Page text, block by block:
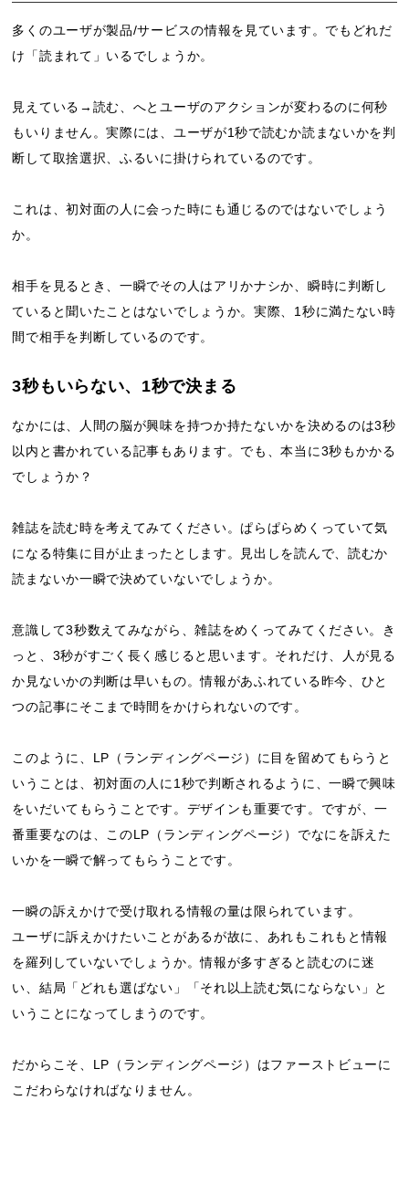
多くのユーザが製品/サービスの情報を見ています。でもどれだ
け「読まれて」いるでしょうか。
見えている→読む、へとユーザのアクションが変わるのに何秒
もいりません。実際には、ユーザが1秒で読むか読まないかを判
断して取捨選択、ふるいに掛けられているのです。
これは、初対面の人に会った時にも通じるのではないでしょう
か。
相手を見るとき、一瞬でその人はアリかナシか、瞬時に判断し
ていると聞いたことはないでしょうか。実際、1秒に満たない時
間で相手を判断しているのです。
3秒もいらない、1秒で決まる
なかには、人間の脳が興味を持つか持たないかを決めるのは3秒
以内と書かれている記事もあります。でも、本当に3秒もかかる
でしょうか？
雑誌を読む時を考えてみてください。ぱらぱらめくっていて気
になる特集に目が止まったとします。見出しを読んで、読むか
読まないか一瞬で決めていないでしょうか。
意識して3秒数えてみながら、雑誌をめくってみてください。き
っと、3秒がすごく長く感じると思います。それだけ、人が見る
か見ないかの判断は早いもの。情報があふれている昨今、ひと
つの記事にそこまで時間をかけられないのです。
このように、LP（ランディングページ）に目を留めてもらうと
いうことは、初対面の人に1秒で判断されるように、一瞬で興味
をいだいてもらうことです。デザインも重要です。ですが、一
番重要なのは、このLP（ランディングページ）でなにを訴えた
いかを一瞬で解ってもらうことです。
一瞬の訴えかけで受け取れる情報の量は限られています。
ユーザに訴えかけたいことがあるが故に、あれもこれもと情報
を羅列していないでしょうか。情報が多すぎると読むのに迷
い、結局「どれも選ばない」「それ以上読む気にならない」と
いうことになってしまうのです。
だからこそ、LP（ランディングページ）はファーストビューに
こだわらなければなりません。